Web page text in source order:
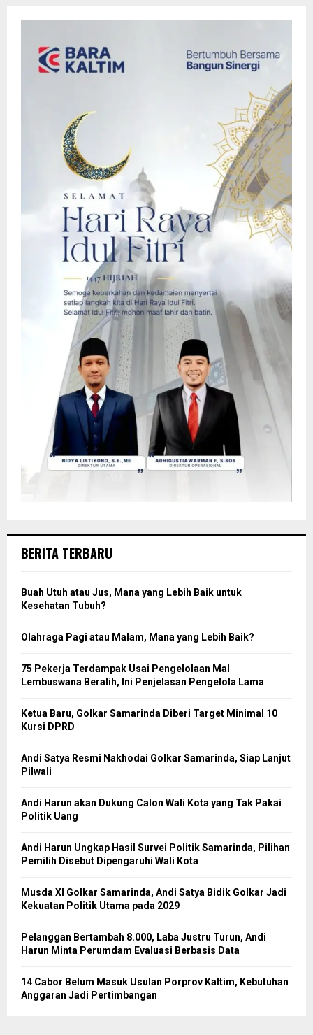
BERITA TERBARU
Buah Utuh atau Jus, Mana yang Lebih Baik untuk
Kesehatan Tubuh?
Olahraga Pagi atau Malam, Mana yang Lebih Baik?
75 Pekerja Terdampak Usai Pengelolaan Mal
Lembuswana Beralih, Ini Penjelasan Pengelola Lama
Ketua Baru, Golkar Samarinda Diberi Target Minimal 10
Kursi DPRD
Andi Satya Resmi Nakhodai Golkar Samarinda, Siap Lanjut
Pilwali
Andi Harun akan Dukung Calon Wali Kota yang Tak Pakai
Politik Uang
Andi Harun Ungkap Hasil Survei Politik Samarinda, Pilihan
Pemilih Disebut Dipengaruhi Wali Kota
Musda XI Golkar Samarinda, Andi Satya Bidik Golkar Jadi
Kekuatan Politik Utama pada 2029
Pelanggan Bertambah 8.000, Laba Justru Turun, Andi
Harun Minta Perumdam Evaluasi Berbasis Data
14 Cabor Belum Masuk Usulan Porprov Kaltim, Kebutuhan
Anggaran Jadi Pertimbangan